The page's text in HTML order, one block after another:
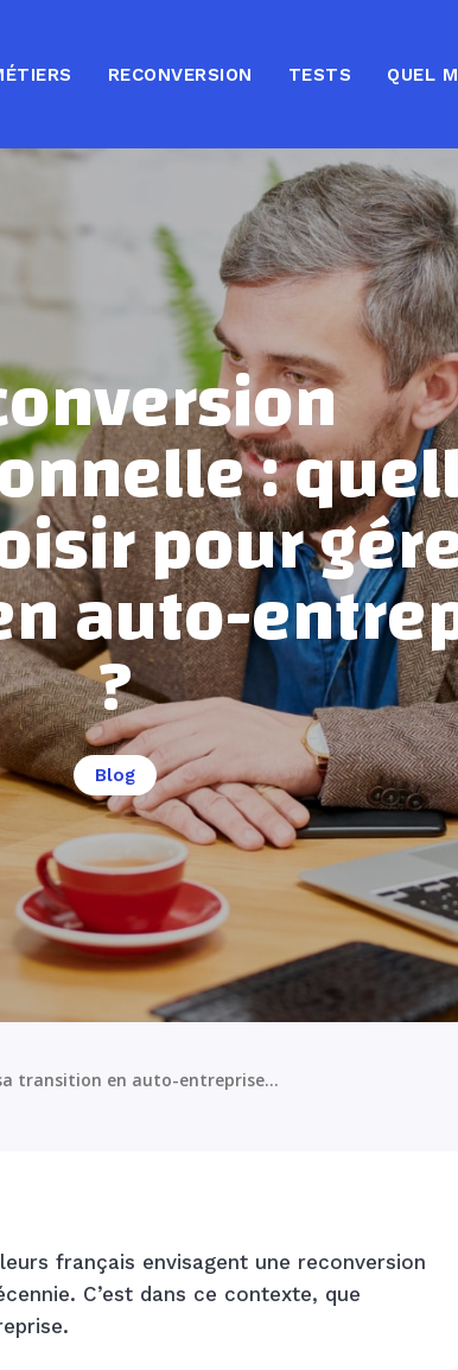
RECONVERSION TESTS QUEL
:
pour
auto-
?
Blog
transition en auto-entreprise...
français envisagent une reconversion
C’est dans ce contexte, que